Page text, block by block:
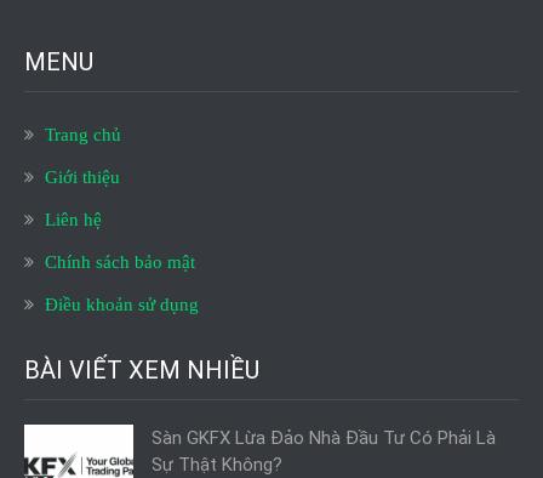
MENU
Trang chủ
Giới thiệu
Liên hệ
Chính sách bảo mật
Điều khoản sử dụng
BÀI VIẾT XEM NHIỀU
Sàn GKFX Lừa Đảo Nhà Đầu Tư Có Phải Là
Sự Thật Không?